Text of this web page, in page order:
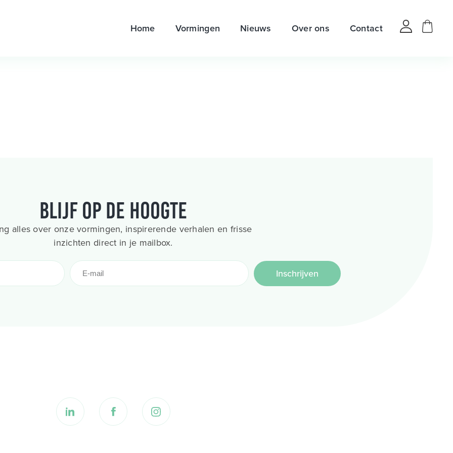
Home Vormingen Nieuws Over ons Contact
Blijf op de hoogte
alles over onze vormingen, inspirerende verhalen en frisse
inzichten direct in je mailbox.
Inschrijven